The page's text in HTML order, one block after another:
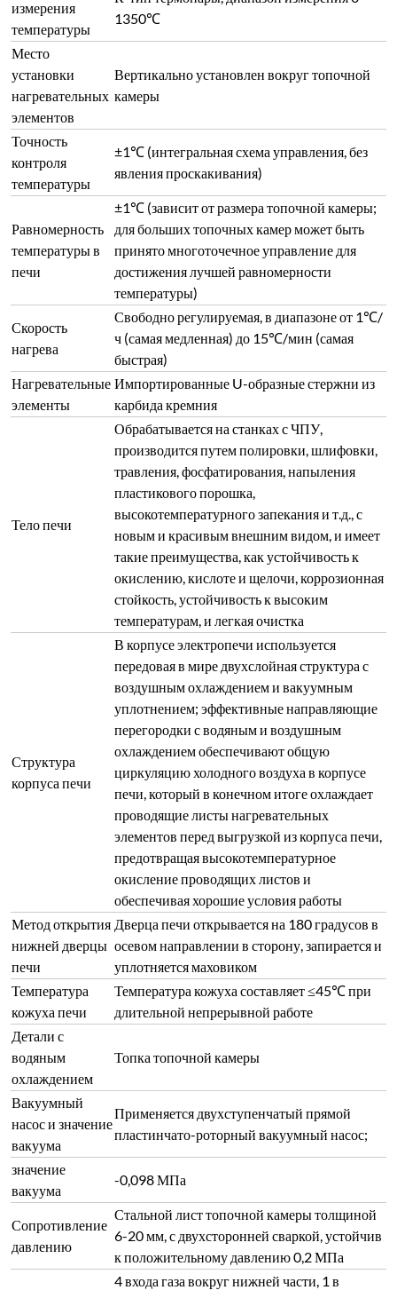
измерения
температуры
1350℃
Место
установки
нагревательных
элементов
Вертикально установлен вокруг топочной
камеры
Точность
контроля
температуры
±1℃ (интегральная схема управления, без
явления проскакивания)
Равномерность
температуры в
печи
±1℃ (зависит от размера топочной камеры;
для больших топочных камер может быть
принято многоточечное управление для
достижения лучшей равномерности
температуры)
Скорость
нагрева
Свободно регулируемая, в диапазоне от 1℃/
ч (самая медленная) до 15℃/мин (самая
быстрая)
Нагревательные
элементы
Импортированные U-образные стержни из
карбида кремния
Тело печи
Обрабатывается на станках с ЧПУ,
производится путем полировки, шлифовки,
травления, фосфатирования, напыления
пластикового порошка,
высокотемпературного запекания и т.д., с
новым и красивым внешним видом, и имеет
такие преимущества, как устойчивость к
окислению, кислоте и щелочи, коррозионная
стойкость, устойчивость к высоким
температурам, и легкая очистка
Структура
корпуса печи
В корпусе электропечи используется
передовая в мире двухслойная структура с
воздушным охлаждением и вакуумным
уплотнением; эффективные направляющие
перегородки с водяным и воздушным
охлаждением обеспечивают общую
циркуляцию холодного воздуха в корпусе
печи, который в конечном итоге охлаждает
проводящие листы нагревательных
элементов перед выгрузкой из корпуса печи,
предотвращая высокотемпературное
окисление проводящих листов и
обеспечивая хорошие условия работы
Метод открытия
нижней дверцы
печи
Дверца печи открывается на 180 градусов в
осевом направлении в сторону, запирается и
уплотняется маховиком
Температура
кожуха печи
Температура кожуха составляет ≤45℃ при
длительной непрерывной работе
Детали с
водяным
охлаждением
Топка топочной камеры
Вакуумный
насос и значение
вакуума
Применяется двухступенчатый прямой
пластинчато-роторный вакуумный насос;
значение
вакуума
-0,098 МПа
Сопротивление
давлению
Стальной лист топочной камеры толщиной
6-20 мм, с двухсторонней сваркой, устойчив
к положительному давлению 0,2 МПа
4 входа газа вокруг нижней части, 1 в